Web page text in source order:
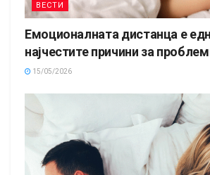
ВЕСТИ
Емоционалната дистанца е
најчестите причини за
15/05/2026